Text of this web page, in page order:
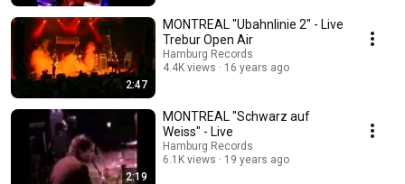
2:47
MONTREAL "Ubahnlinie 2" - Live
Trebur Open Air
Hamburg Records
4.4K views
16 years ago
2:19
MONTREAL "Schwarz auf
Weiss" - Live
Hamburg Records
6.1K views
19 years ago